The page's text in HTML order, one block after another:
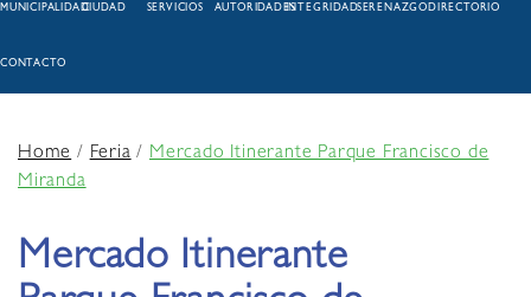
MUNICIPALIDADCIUDAD SERVICIOS AUTORIDADESINTEGRIDADSERENAZGODIRECTORIO
CONTACTO
Home/Feria/Mercado Itinerante Parque Francisco de
Miranda
Mercado Itinerante